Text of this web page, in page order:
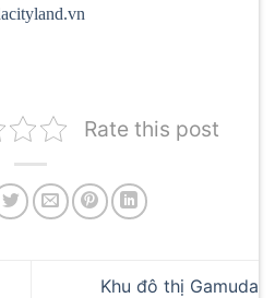
Rate this post
Khu đô thị Gamuda